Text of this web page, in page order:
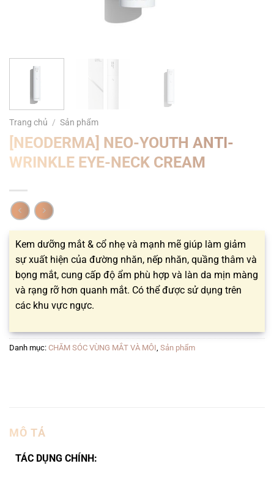
Trang chủ / Sản phẩm
[NEODERMA] NEO-YOUTH ANTI-
WRINKLE EYE-NECK CREAM
Kem dưỡng mắt & cổ nhẹ và mạnh mẽ giúp làm giảm
sự xuất hiện của đường nhăn, nếp nhăn, quầng thâm và
bọng mắt, cung cấp độ ẩm phù hợp và làn da mịn màng
và rạng rỡ hơn quanh mắt. Có thể được sử dụng trên
các khu vực ngực.
Danh mục: CHĂM SÓC VÙNG MẮT VÀ MÔI Sản phẩm
MÔ TẢ
TÁC DỤNG CHÍNH: